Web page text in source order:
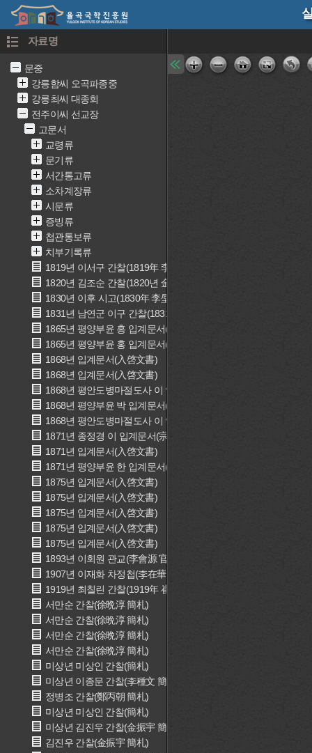
자료명
문중
강릉함씨 오곡파종중
강릉최씨 대종회
전주이씨 선교장
고문서
교령류
문기류
서간통고류
소차계장류
시문류
증빙류
첩관통보류
치부기록류
1819년 이서구 간찰(1819年 李書九 簡礼)
1820년 김조순 간찰(1820년 金祖淳 簡礼)
1830년 이후 시고(1830年 李垕 詩稿)
1831년 남연군 이구 간찰(1831年 南延君 李球 簡礼)
1865년 평양부윤 홍 입계문서(평양부윤 洪 入啓文書)
1865년 평양부윤 홍 입계문서(평양부윤 洪 入啓文書)
1868년 입계문서(入啓文書)
1868년 입계문서(入啓文書)
1868년 평안도병마절도사 이 입계문서(평안도병마절도사 李 入
1868년 평양부윤 박 입계문서(평양부윤 朴 入啓文書)
1868년 평안도병마절도사 이 입계문서(평안도병마절도사 李 入
1871년 종정경 이 입계문서(宗正卿 李 入啓文書)
1871년 입계문서(入啓文書)
1871년 평양부윤 한 입계문서(평양부윤 韓 入啓文書)
1875년 입계문서(入啓文書)
1875년 입계문서(入啓文書)
1875년 입계문서(入啓文書)
1875년 입계문서(入啓文書)
1875년 입계문서(入啓文書)
1893년 이회원 관교(李會源 官敎)
1907년 이재화 차정첩(李在華 差定帖)
1919년 최칠린 간찰(1919年 崔七隣 簡札)
서만순 간찰(徐晩淳 簡札)
서만순 간찰(徐晩淳 簡札)
서만순 간찰(徐晩淳 簡札)
서만순 간찰(徐晩淳 簡札)
미상년 미상인 간찰(簡札)
미상년 이종문 간찰(李種文 簡札)
정병조 간찰(鄭丙朝 簡札)
미상년 미상인 간찰(簡札)
미상년 김진우 간찰(金振宇 簡札)
김진우 간찰(金振宇 簡札)